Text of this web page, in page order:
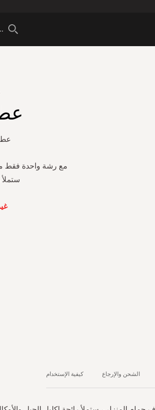
عطر
مع رشة واحدة فقط
ستملأ
الشحن والإرجاع كيفية الإستخدام